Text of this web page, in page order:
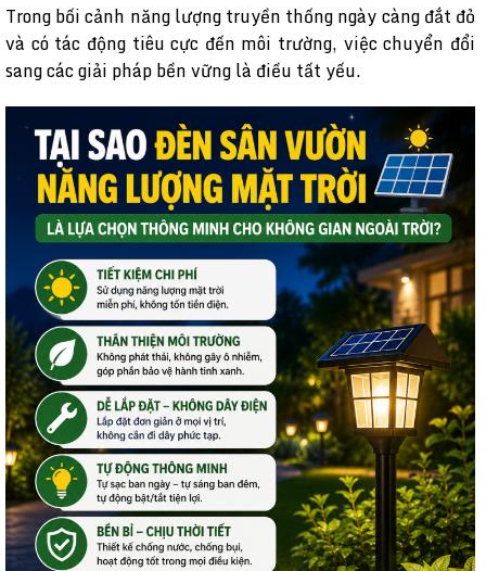
Trong bối cảnh năng lượng truyền thống ngày càng đắt đỏ
và có tác động tiêu cực đến môi trường, việc chuyển đổi
sang các giải pháp bền vững là điều tất yếu.